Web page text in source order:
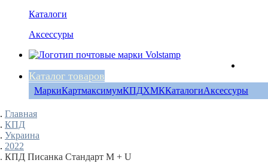
Каталоги
Аксессуры
Каталог товаров
МаркиКартмаксимумКПДХМККаталогиАксессуры
Главная
КПД
Украина
2022
КПД Писанка Стандарт M + U